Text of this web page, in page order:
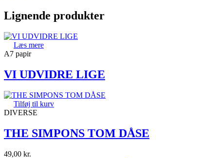
Lignende produkter
Læs mere
A7 papir
VI UDVIDRE LIGE
Tilføj til kurv
DIVERSE
THE SIMPONS TOM DÅSE
49,00 kr.